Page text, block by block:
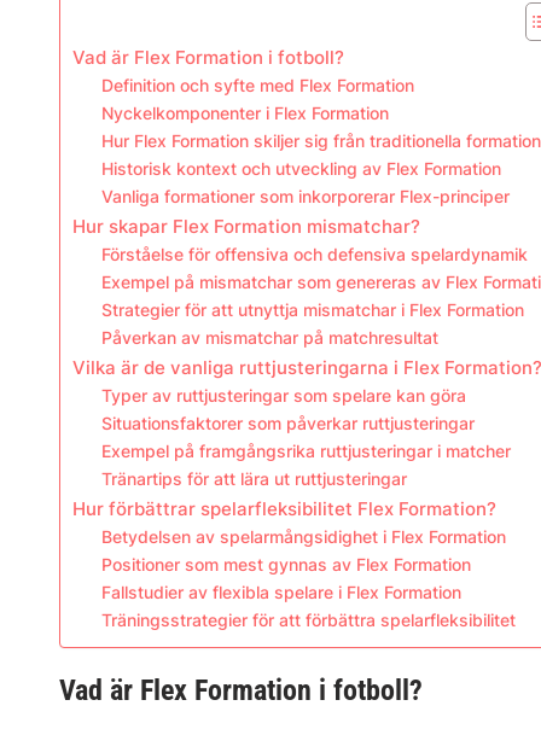
Vad är Flex Formation i fotboll?
Definition och syfte med Flex Formation
Nyckelkomponenter i Flex Formation
Hur Flex Formation skiljer sig från traditionella
Historisk kontext och utveckling av Flex Formation
Vanliga formationer som inkorporerar Flex-principer
Hur skapar Flex Formation mismatchar?
Förståelse för offensiva och defensiva spelardynamik
Exempel på mismatchar som genereras av Flex
Strategier för att utnyttja mismatchar i Flex Formation
Påverkan av mismatchar på matchresultat
Vilka är de vanliga ruttjusteringarna i Flex Formation?
Typer av ruttjusteringar som spelare kan göra
Situationsfaktorer som påverkar ruttjusteringar
Exempel på framgångsrika ruttjusteringar i matcher
Tränartips för att lära ut ruttjusteringar
Hur förbättrar spelarfleksibilitet Flex Formation?
Betydelsen av spelarmångsidighet i Flex Formation
Positioner som mest gynnas av Flex Formation
Fallstudier av flexibla spelare i Flex Formation
Träningsstrategier för att förbättra spelarfleksibilitet
Vad är Flex Formation i fotboll?